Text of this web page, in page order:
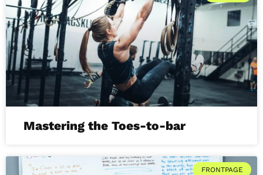
Mastering the Toes-to-bar
FRONTPAGE